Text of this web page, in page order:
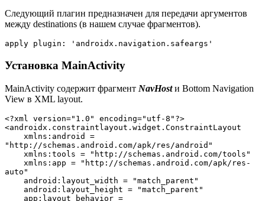
Следующий плагин предназначен для передачи аргументов
между destinations (в нашем случае фрагментов).
apply plugin: 'androidx.navigation.safeargs'
Установка MainActivity
MainActivity содержит фрагмент NavHostи Bottom Navigation
View в XML layout.
<?xml version="1.0" encoding="utf-8"?>
<androidx.constraintlayout.widget.ConstraintLayout
"http://schemas.android.com/apk/res/android"
auto"